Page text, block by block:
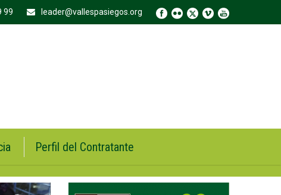
99 leader@vallespasiegos.org
Perfil del Contratante